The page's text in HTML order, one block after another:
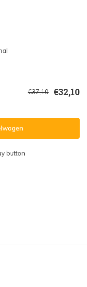
€37,10 €32,10
button